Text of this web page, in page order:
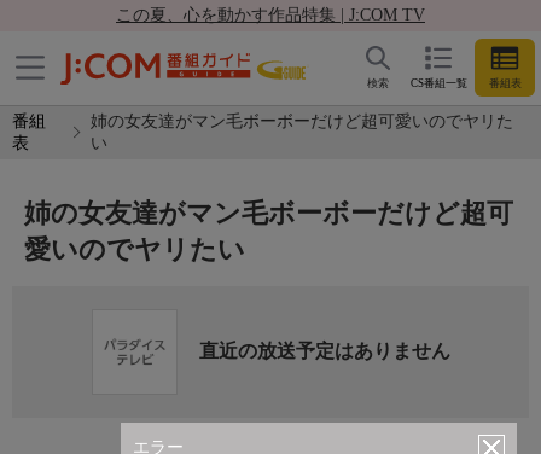
この夏、心を動かす作品特集 | J:COM TV
CS番組一覧 番組表
検索
番組
表
姉の女友達がマン毛ボーボーだけど超可愛いのでヤリた
い
エラー
姉の女友達がマン毛ボーボーだけど超可
愛いのでヤリたい
直近の放送予定はありません